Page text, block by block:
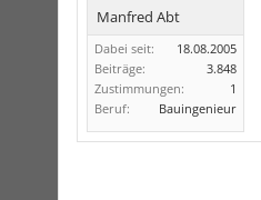
Manfred Abt
Dabei seit:
18.08.2005
Beiträge:
3.848
Zustimmungen:
1
Beruf:
Bauingenieur